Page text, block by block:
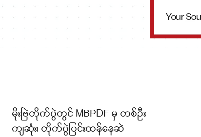
မိုးဗြဲတိုက်ပွဲတွင် MBPDF မှ တစ်ဦး
ကျဆုံး၊ တိုက်ပွဲပြင်းထန်နေဆဲ